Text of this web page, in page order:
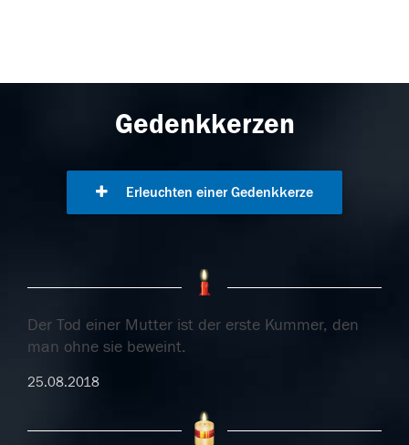
Gedenkkerzen
Erleuchten einer Gedenkkerze
Der Tod einer Mutter ist der erste Kummer, den
man ohne sie beweint.
25.08.2018